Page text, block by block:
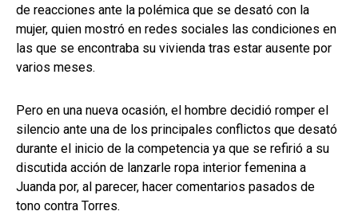
de reacciones ante la polémica que se desató con la
mujer, quien mostró en redes sociales las condiciones en
las que se encontraba su vivienda tras estar ausente por
varios meses.
Pero en una nueva ocasión, el hombre decidió romper el
silencio ante una de los principales conflictos que desató
durante el inicio de la competencia ya que se refirió a su
discutida acción de lanzarle ropa interior femenina a
Juanda por, al parecer, hacer comentarios pasados de
tono contra Torres.